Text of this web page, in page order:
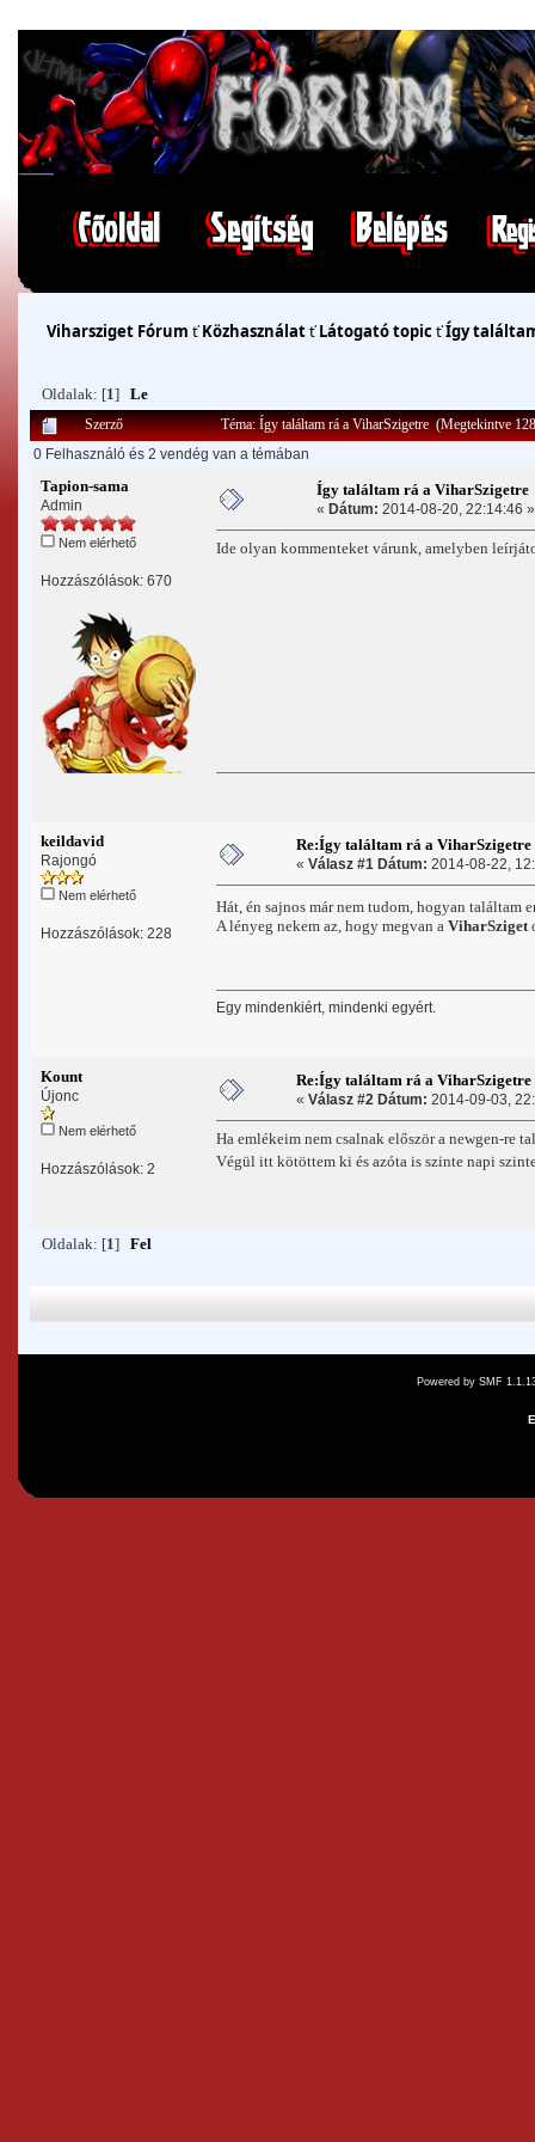
Viharsziget Fórum ťKözhasználatťLátogató topicťÍgy
Oldalak: [1] Le
Szerző
Téma: Így találtam rá a ViharSzigetre (Megtekintve
0 Felhasználó és 2 vendég van a témában
Tapion-sama
Admin
Nem elérhető
Hozzászólások: 670
Így találtam rá a ViharSzigetre
« Dátum: 2014-08-20, 22:14:46 »
Ide olyan kommenteket várunk, amelyben
keildavid
Rajongó
Nem elérhető
Hozzászólások: 228
Re:Így találtam rá a ViharSzigetre
« Válasz #1 Dátum: 2014-08-22,
Hát, én sajnos már nem tudom, hogyan találtam
A lényeg nekem az, hogy megvan a ViharSziget
Egy mindenkiért, mindenki egyért.
Kount
Újonc
Nem elérhető
Hozzászólások: 2
Re:Így találtam rá a ViharSzigetre
« Válasz #2 Dátum: 2014-09-03,
Ha emlékeim nem csalnak először a newgen-re
Végül itt kötöttem ki és azóta is szinte napi
Oldalak: [1] Fel
Powered by SMF